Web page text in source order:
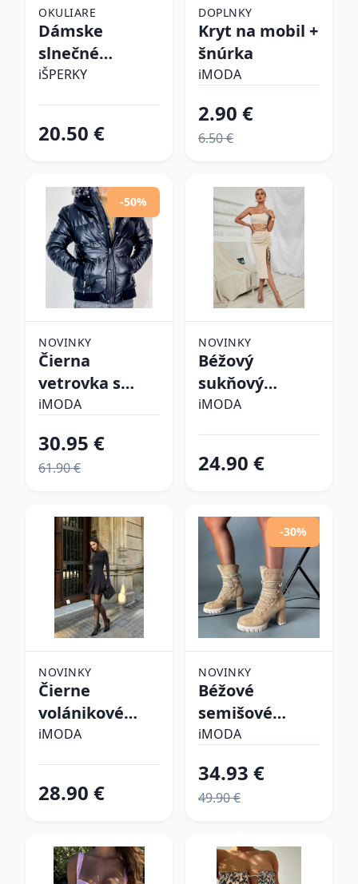
OKULIARE
Dámske
slnečné
okuliare
iŠPERKY
20.50 €
DOPLNKY
Kryt na mobil +
šnúrka
iMODA
2.90 €
6.50 €
-50%
NOVINKY
Čierna
vetrovka s
kapucňou
iMODA
30.95 €
61.90 €
NOVINKY
Béžový
sukňový
komplet
iMODA
24.90 €
NOVINKY
Čierne
volánikové
šaty
iMODA
28.90 €
-30%
NOVINKY
Béžové
semišové
kotníkové
iMODA
34.93 €
49.90 €